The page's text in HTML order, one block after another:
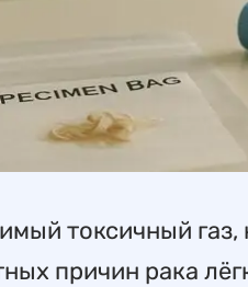
токсичный
причин рака